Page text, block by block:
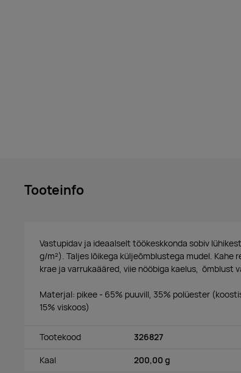
Tooteinfo
Vastupidav ja ideaalselt töökeskkonda sobiv
g/m²). Taljes lõikega küljeõmblustega mudel. Kahe
krae ja varrukaääred, viie nööbiga kaelus, õmblust
Materjal: pikee - 65% puuvill, 35% polüester
15% viskoos)
Tootekood 326827
Kaal 200,00 g